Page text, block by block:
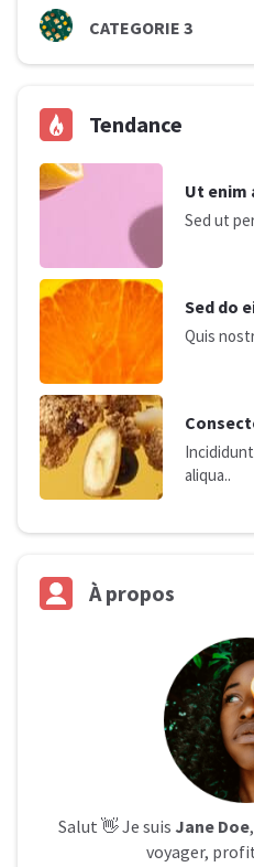
CATEGORIE 3
Tendance
Ut enim
Sed ut
Sed do
Quis
aliqua..
À propos
Salut 👋 Je suis Jane Doe
voyager,